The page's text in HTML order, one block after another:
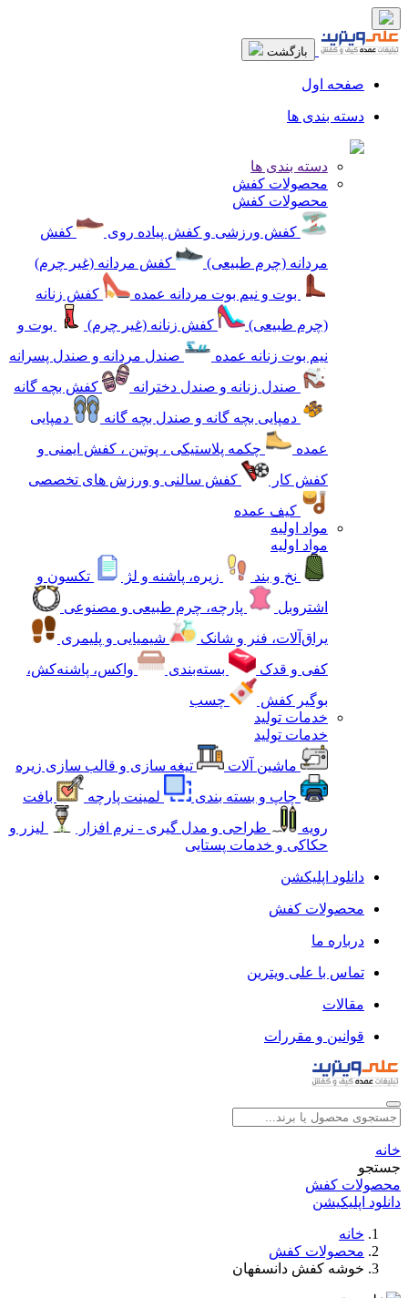
بازگشت
صفحه اول
دسته بندی ها
دسته بندی ها
محصولات کفش
محصولات کفش
کفش ورزشی و کفش پیاده روی
کفش
مردانه (چرم طبیعی)
کفش مردانه (غیر چرم)
بوت و نیم بوت مردانه عمده
کفش زنانه
(چرم طبیعی)
کفش زنانه (غیر چرم)
بوت و
نیم بوت زنانه عمده
صندل مردانه و صندل پسرانه
صندل زنانه و صندل دخترانه
کفش بچه گانه
دمپایی بچه گانه و صندل بچه گانه
دمپایی
عمده
چکمه پلاستیکی ، پوتین ، کفش ایمنی و
کفش کار
کفش سالنی و ورزش های تخصصی
کیف عمده
مواد اولیه
مواد اولیه
نخ و بند
زیره، پاشنه و لژ
تکسون و
اشتروبل
پارچه، چرم طبیعی و مصنوعی
یراق‌آلات، فنر و شانک
شیمیایی و پلیمری
کفی و قدک
بسته‌بندی
واکس، پاشنه‌کش،
بوگیر کفش
چسب
خدمات تولید
خدمات تولید
ماشین آلات
تیغه سازی و قالب سازی زیره
چاپ و بسته بندی
لمینت پارچه
بافت
رویه
طراحی و مدل گیری - نرم افزار
لیزر و
حکاکی و خدمات پستایی
دانلود اپلیکشن
محصولات کفش
درباره ما
تماس با علی ویترین
مقالات
قوانین و مقررات
خانه
جستجو
محصولات کفش
دانلود اپلیکیشن
خانه
محصولات کفش
خوشه کفش دانسفهان